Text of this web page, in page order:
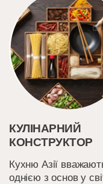
КУЛІНАРНИЙ
КОНСТРУКТОР
Кухню Азії
однією з основ у